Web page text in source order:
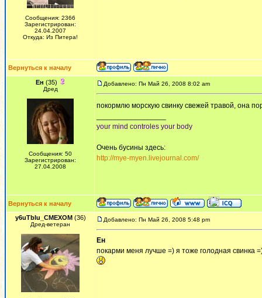
Сообщения: 2366
Зарегистрирован:
24.04.2007
Откуда: Из Питера!
Вернуться к началу
Ен (35)
Дред
Сообщения: 50
Зарегистрирован:
27.04.2008
Добавлено: Пн Май 26, 2008 8:02 am
покормлю морскую свинку свежей травой, она
your mind controles your body
Очень бусины здесь:
http://mye-myen.livejournal.com/
Вернуться к началу
y6uTbIu_CMEXOM(36)
Дред-ветеран
Добавлено: Пн Май 26, 2008 5:48 pm
Ен
покарми меня лучше =) я тоже голодная свинка